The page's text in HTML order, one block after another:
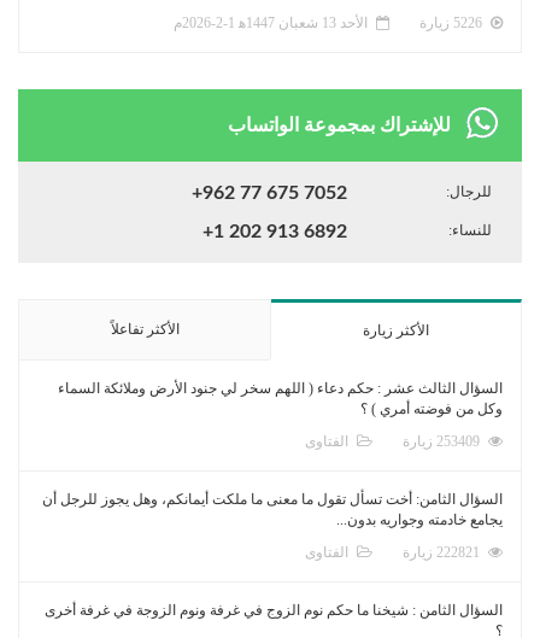
الأحد 13 شعبان 1447ﻫ 1-2-2026م
للإشتراك بمجموعة الواتساب
للرجال: +962 77 675 7052
للنساء: +1 202 913 6892
الأكثر زيارة الأكثر تفاعلاً
السؤال الثالث عشر : حكم دعاء ( اللهم سخر لي جنود الأرض وملائكة السماء
وكل من فوضته أمري ) ؟
الفتاوى
السؤال الثامن: أخت تسأل تقول ما معنى ما ملكت أيمانكم، وهل يجوز للرجل أن
يجامع خادمته وجواريه بدون...
الفتاوى
السؤال الثامن : شيخنا ما حكم نوم الزوج في غرفة ونوم الزوجة في غرفة أخرى
؟